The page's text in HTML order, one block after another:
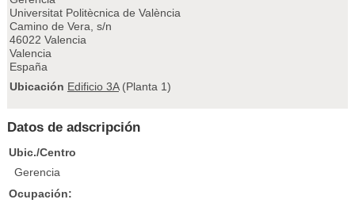
Universitat Politècnica de València
Camino de Vera, s/n
46022 Valencia
Valencia
España
Ubicación Edificio 3A(Planta 1)
Datos de adscripción
Ubic./Centro
Gerencia
Ocupación: